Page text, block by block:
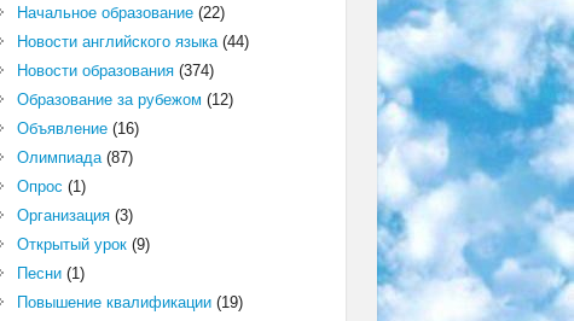
Начальное образование(22)
Новости английского языка(44)
Новости образования(374)
Образование за рубежом (12)
Объявление(16)
Олимпиада(87)
Опрос (1)
Организация(3)
Открытый урок(9)
Песни(1)
Повышение квалификации(19)